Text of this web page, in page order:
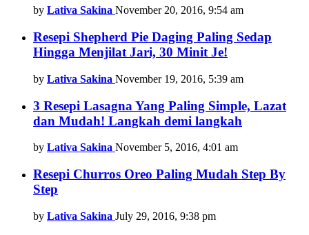
by Lativa Sakina November 20, 2016, 9:54 am
Resepi Shepherd Pie Daging Paling Sedap
Hingga Menjilat Jari, 30 Minit Je!
by Lativa Sakina November 19, 2016, 5:39 am
3 Resepi Lasagna Yang Paling Simple, Lazat
dan Mudah! Langkah demi langkah
by Lativa Sakina November 5, 2016, 4:01 am
Resepi Churros Oreo Paling Mudah Step By
Step
by Lativa Sakina July 29, 2016, 9:38 pm